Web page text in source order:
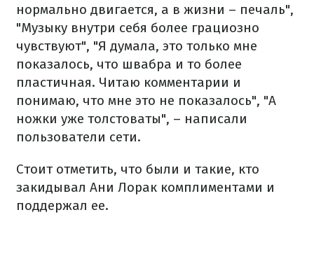
нормально двигается, а в жизни – печаль",
"Музыку внутри себя более грациозно
чувствуют", "Я думала, это только мне
показалось, что швабра и то более
пластичная. Читаю комментарии и
понимаю, что мне это не показалось", "А
ножки уже толстоваты", – написали
пользователи сети.
Стоит отметить, что были и такие, кто
закидывал Ани Лорак комплиментами и
поддержал ее.